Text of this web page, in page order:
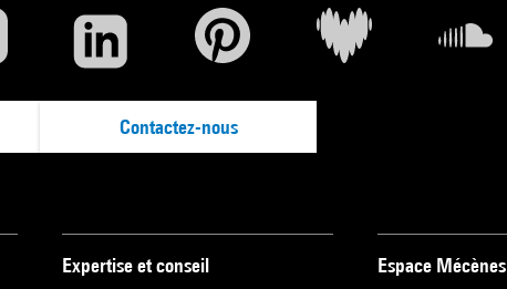
Contactez-nous
Expertise et conseil Espace Mécènes